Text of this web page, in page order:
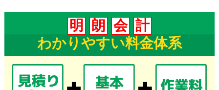
明 朗 会 計
わかりやすい料金体系